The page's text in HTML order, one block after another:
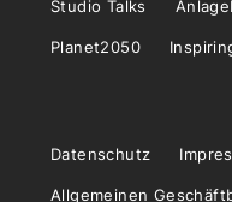
Studio Talks
Planet2050
Datenschutz
Allgemeinen